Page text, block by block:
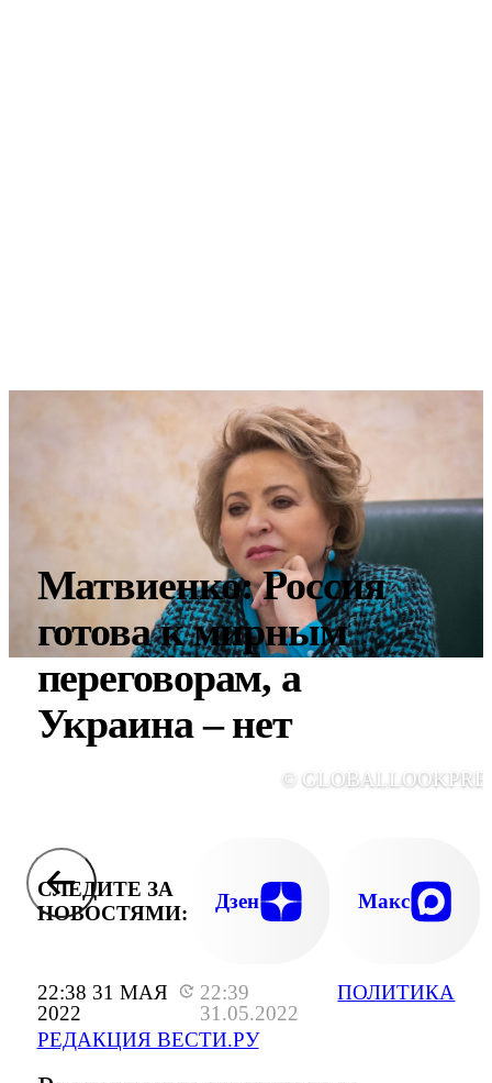
22:38 31 МАЯ
2022
22:39
31.05.2022
РЕДАКЦИЯ ВЕСТИ.РУ
ПОЛИТИКА
Матвиенко: Россия
готова к мирным
переговорам, а
Украина – нет
©
СЛЕДИТЕ ЗА
НОВОСТЯМИ:
Дзен Макс